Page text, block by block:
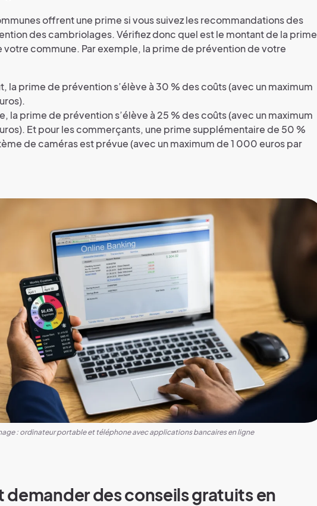
offrent une prime si vous suivez les recommandations des
des cambriolages. Vérifiez donc quel est le montant de la prime
commune. Par exemple, la prime de prévention de votre
la prime de prévention s’élève à 30 % des coûts (avec un maximum
la prime de prévention s’élève à 25 % des coûts (avec un maximum
Et pour les commerçants, une prime supplémentaire de 50 %
de caméras est prévue (avec un maximum de 1 000 euros par
: ordinateur portable et téléphone avec applications bancaires en ligne
demander des conseils gratuits en